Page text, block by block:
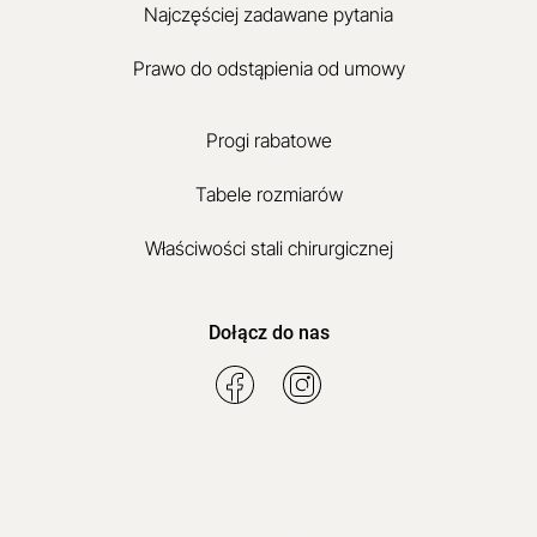
Najczęściej zadawane pytania
Prawo do odstąpienia od umowy
Progi rabatowe
Tabele rozmiarów
Właściwości stali chirurgicznej
Dołącz do nas